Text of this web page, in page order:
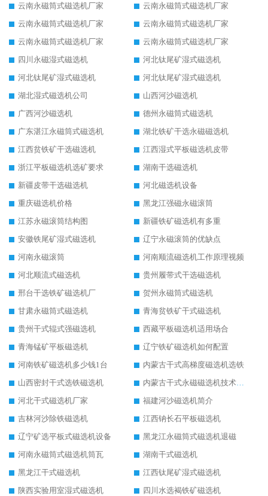
云南永磁筒式磁选机厂家
云南永磁筒式磁选机厂家
云南永磁筒式磁选机厂家
云南永磁筒式磁选机厂家
云南永磁筒式磁选机厂家
云南永磁筒式磁选机厂家
四川永磁湿式磁选机
河北钛尾矿湿式磁选机
河北钛尾矿湿式磁选机
河北钛尾矿湿式磁选机
湖北湿式磁选机公司
山西河沙磁选机
广西河沙磁选机
德州永磁筒式磁选机
广东湛江永磁筒式磁选机
湖北铁矿干选永磁磁选机
江西贫铁矿干选磁选机
江西湿式平板磁选机皮带
浙江平板磁选机选矿要求
湖南干选磁选机
新疆皮带干选磁选机
河北磁选机设备
重庆磁选机价格
黑龙江强磁永磁滚筒
江苏永磁滚筒结构图
新疆铁矿磁选机有多重
安徽铁尾矿湿式磁选机
辽宁永磁滚筒的优缺点
河南永磁滚筒
河南顺流磁选机工作原理视频
河北顺流式磁选机
贵州履带式干选磁选机
邢台干选铁矿磁选机厂
贺州永磁筒式磁选机
甘肃永磁筒式磁选机
青海贫铁矿干式磁选机
贵州干式辊式强磁选机
西藏平板磁选机适用场合
青海锰矿平板磁选机
辽宁铁矿磁选机如何配置
河南铁矿磁选机多少钱1台
内蒙古干式高梯度磁选机选铁
山西密封干式选铁磁选机
内蒙古干式永磁磁选机技术要求
河北干式磁选机厂家
福建河沙磁选机简介
吉林河沙除铁磁选机
江西钠长石平板磁选机
辽宁矿选平板式磁选机设备
黑龙江永磁筒式磁选机退磁
河南永磁筒式磁选机筒瓦
湖南干式磁选机
黑龙江干式磁选机
江西钛尾矿湿式磁选机
陕西实验用室湿式磁选机
四川水选褐铁矿磁选机